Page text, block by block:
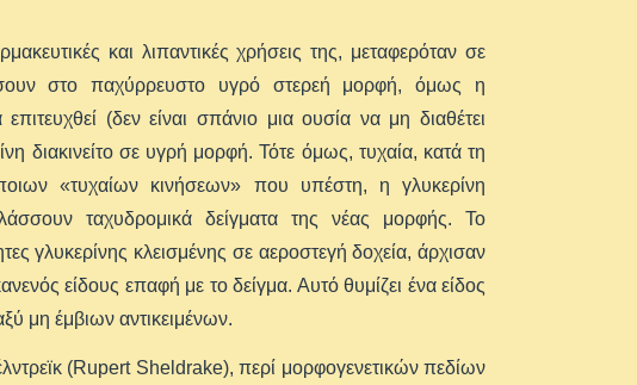
και λιπαντικές χρήσεις της, μεταφερόταν σε
στο παχύρρευστο υγρό στερεή μορφή, όμως η
(δεν είναι σπάνιο μια ουσία να μη διαθέτει
διακινείτο σε υγρή μορφή. Τότε όμως, τυχαία, κατά τη
«τυχαίων κινήσεων» που υπέστη, η γλυκερίνη
ταχυδρομικά δείγματα της νέας μορφής. Το
γλυκερίνης κλεισμένης σε αεροστεγή δοχεία, άρχισαν
είδους επαφή με το δείγμα. Αυτό θυμίζει ένα είδος
μη έμβιων αντικειμένων.
(Rupert Sheldrake), περί μορφογενετικών πεδίων